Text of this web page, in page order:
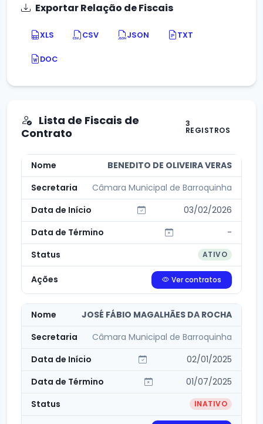
Exportar Relação de Fiscais
XLS CSV JSON TXT
DOC
Lista de Fiscais de
Contrato
3
REGISTROS
BENEDITO DE OLIVEIRA VERAS
Câmara Municipal de Barroquinha
03/02/2026
-
ATIVO
Ver contratos
JOSÉ FÁBIO MAGALHÃES DА ROCHA
Câmara Municipal de Barroquinha
02/01/2025
01/07/2025
INATIVO